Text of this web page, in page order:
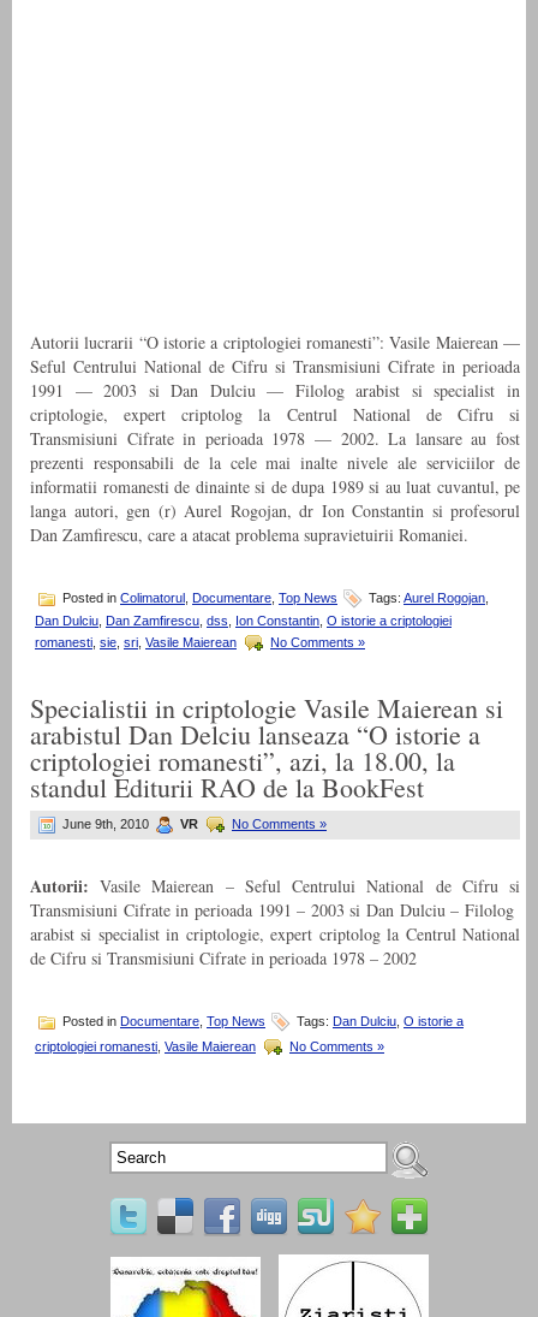
Autorii lucrarii “O istorie a criptologiei romanesti”: Vasile Maierean —
Seful Centrului National de Cifru si Transmisiuni Cifrate in perioada
1991 — 2003 si Dan Dulciu — Filolog arabist si specialist in
criptologie, expert criptolog la Centrul National de Cifru si
Transmisiuni Cifrate in perioada 1978 — 2002. La lansare au fost
prezenti responsabili de la cele mai inalte nivele ale serviciilor de
informatii romanesti de dinainte si de dupa 1989 si au luat cuvantul, pe
langa autori, gen (r) Aurel Rogojan, dr Ion Constantin si profesorul
Dan Zamfirescu, care a atacat problema supravietuirii Romaniei.
Posted in Colimatorul Documentare Top News Tags: Aurel Rogojan
Dan Dulciu Dan Zamfirescu dss Ion Constantin O istorie a criptologiei
romanesti sie sri Vasile Maierean No Comments »
Specialistii in criptologie Vasile Maierean si
arabistul Dan Delciu lanseaza “O istorie a
criptologiei romanesti”, azi, la 18.00, la
standul Editurii RAO de la BookFest
June 9th, 2010 VR No Comments »
Autorii:Vasile Maierean – Seful Centrului National de Cifru si
Transmisiuni Cifrate in perioada 1991 – 2003 si Dan Dulciu – Filolog
arabist si specialist in criptologie, expert criptolog la Centrul National
de Cifru si Transmisiuni Cifrate in perioada 1978 – 2002
Posted in Documentare Top News Tags: Dan Dulciu O istorie a
criptologiei romanesti Vasile Maierean No Comments »